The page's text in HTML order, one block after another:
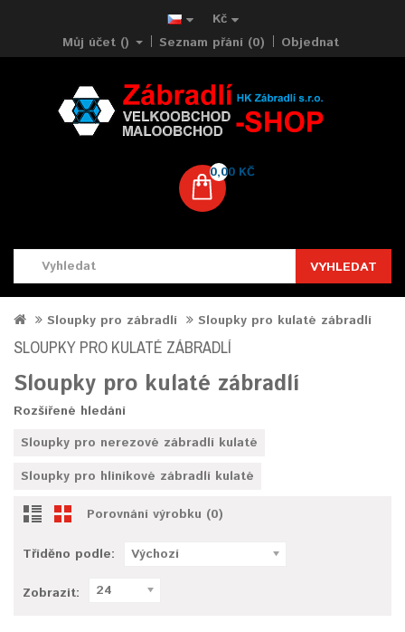
Kč
Můj účet ()
Seznam přání (0) Objednat
0,00 KČ
VYHLEDAT
Sloupky pro zábradlí Sloupky pro kulaté zábradlí
SLOUPKY PRO KULATÉ ZÁBRADLÍ
Sloupky pro kulaté zábradlí
Rozšířené hledání
Sloupky pro nerezové zábradlí kulaté
Sloupky pro hliníkové zábradlí kulaté
Porovnání výrobku (0)
Tříděno podle: Výchozí
Zobrazit: 24